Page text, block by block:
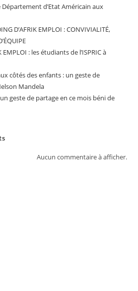
d’Etat Américain aux
D’AFRIK EMPLOI : CONVIVIALITÉ,
: les étudiants de l’ISPRIC à
côtés des enfants : un geste de
Mandela
geste de partage en ce mois béni de
Aucun commentaire à afficher.